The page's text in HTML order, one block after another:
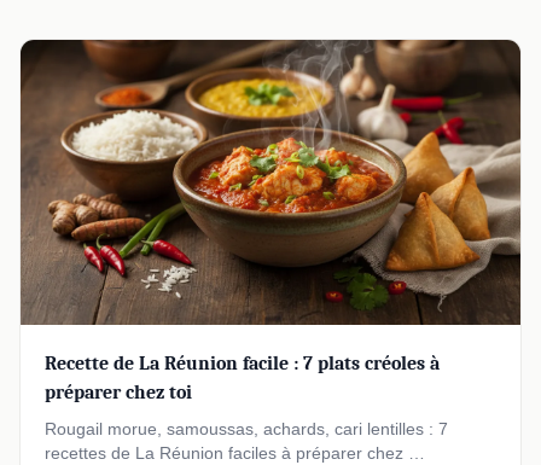
Recette de La Réunion facile : 7 plats créoles à
préparer chez toi
Rougail morue, samoussas, achards, cari lentilles : 7
recettes de La Réunion faciles à préparer chez …